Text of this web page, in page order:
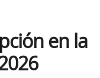
en la